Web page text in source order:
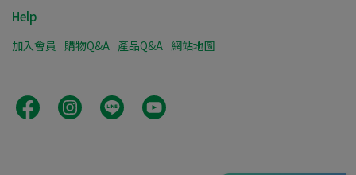
Help
加入會員 購物Q&A 產品Q&A 網站地圖